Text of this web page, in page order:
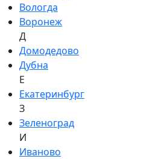
Вологда
Воронеж
Д
Домодедово
Дубна
Е
Екатеринбург
З
Зеленоград
И
Иваново